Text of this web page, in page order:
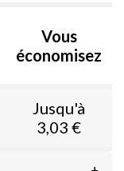
Vous
économisez
Jusqu'à
3,03 €